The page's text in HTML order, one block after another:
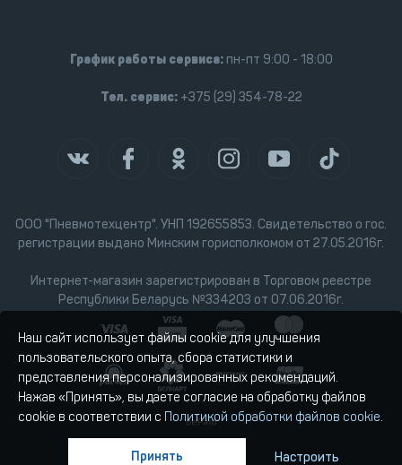
ООО "Пневмотехцентр". УНП 192655853. Свидетельство о гос.
регистрации выдано Минским горисполкомом от 27.05.2016г.
Интернет-магазин зарегистрирован в Торговом реестре
Республики Беларусь №334203 от 07.06.2016г.
График работы сервиса:пн-пт 9:00 - 18:00
Тел. сервис:+375 (29) 354-78-22
Наш сайт использует файлы cookie для улучшения
пользовательского опыта, сбора статистики и
представления персонализированных рекомендаций.
Нажав «Принять», вы даете согласие на обработку файлов
cookie в соответствии с Политикой обработки файлов cookie.
Настроить
Принять